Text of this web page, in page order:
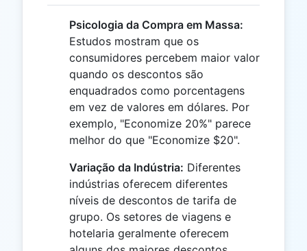
Psicologia da Compra em Massa:
Estudos mostram que os
consumidores percebem maior valor
quando os descontos são
enquadrados como porcentagens
em vez de valores em dólares. Por
exemplo, "Economize 20%" parece
melhor do que "Economize $20".
Variação da Indústria: Diferentes
indústrias oferecem diferentes
níveis de descontos de tarifa de
grupo. Os setores de viagens e
hotelaria geralmente oferecem